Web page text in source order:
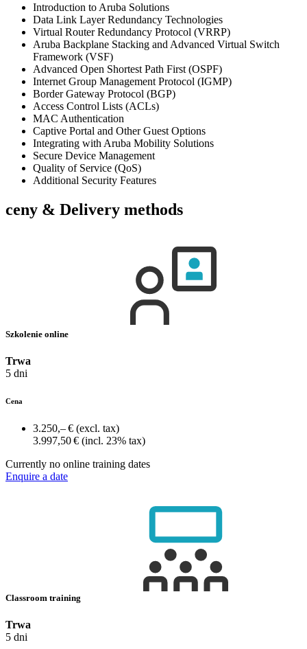
Introduction to Aruba Solutions
Data Link Layer Redundancy Technologies
Virtual Router Redundancy Protocol (VRRP)
Aruba Backplane Stacking and Advanced Virtual Switch
Framework (VSF)
Advanced Open Shortest Path First (OSPF)
Internet Group Management Protocol (IGMP)
Border Gateway Protocol (BGP)
Access Control Lists (ACLs)
MAC Authentication
Captive Portal and Other Guest Options
Integrating with Aruba Mobility Solutions
Secure Device Management
Quality of Service (QoS)
Additional Security Features
ceny & Delivery methods
Szkolenie online
Trwa
5 dni
Cena
3.250,– € (excl. tax)
3.997,50 € (incl. 23% tax)
Currently no online training dates
Enquire a date
Classroom training
Trwa
5 dni